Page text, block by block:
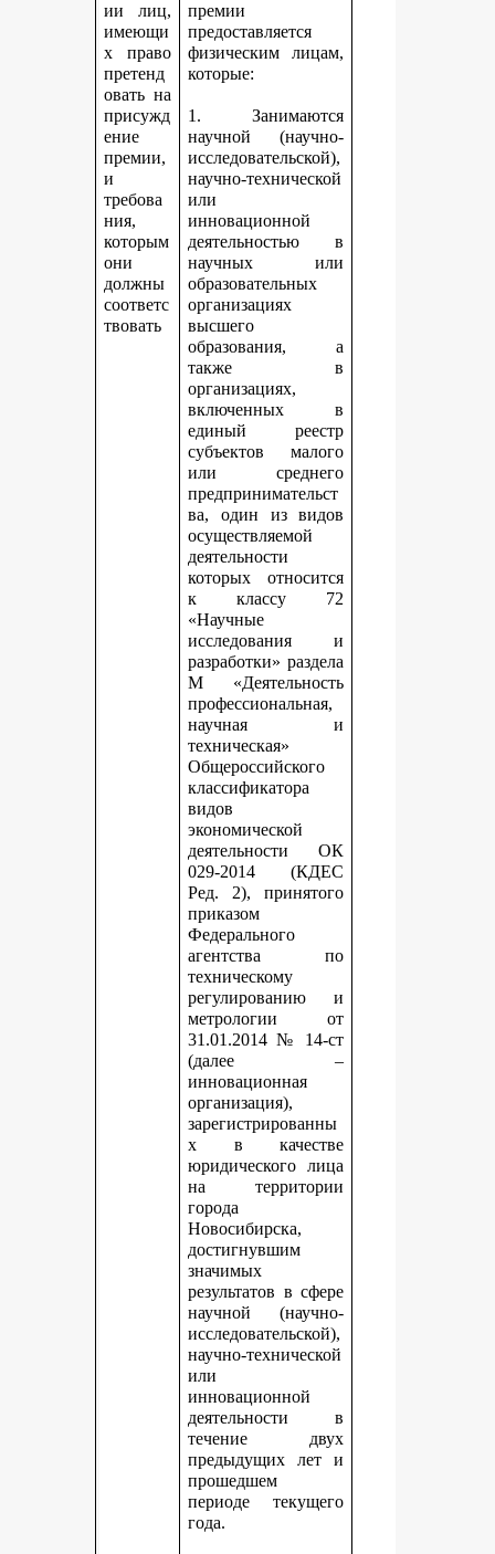
ии лиц,
имеющи
х право
претенд
овать на
присужд
ение
премии,
и
требова
ния,
которым
они
должны
соответс
твовать
премии
предоставляется
физическим лицам,
которые:
1. Занимаются
научной (научно-
исследовательской),
научно-технической
или
инновационной
деятельностью в
научных или
образовательных
организациях
высшего
образования, а
также в
организациях,
включенных в
единый реестр
субъектов малого
или среднего
предпринимательст
ва, один из видов
осуществляемой
деятельности
которых относится
к классу 72
«Научные
исследования и
разработки» раздела
М «Деятельность
профессиональная,
научная и
техническая»
Общероссийского
классификатора
видов
экономической
деятельности ОК
029-2014 (КДЕС
Ред. 2), принятого
приказом
Федерального
агентства по
техническому
регулированию и
метрологии от
31.01.2014 № 14-ст
(далее –
инновационная
организация),
зарегистрированны
х в качестве
юридического лица
на территории
города
Новосибирска,
достигнувшим
значимых
результатов в сфере
научной (научно-
исследовательской),
научно-технической
или
инновационной
деятельности в
течение двух
предыдущих лет и
прошедшем
периоде текущего
года.